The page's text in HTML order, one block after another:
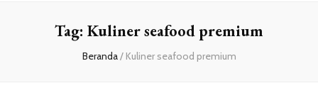
Informasi
Tag: Kuliner seafood premium
Beranda/ Kuliner seafood premium